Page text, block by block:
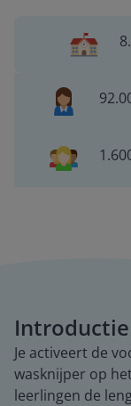
Introductie
Je activeert de
wasknijper op
leerlingen de